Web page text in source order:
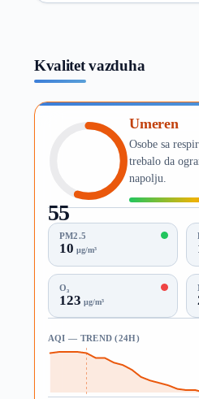
Kvalitet vazduha
55
AQI
Umeren
Osobe sa
trebalo da
napolju.
PM2.5
10 µg/m³
O₃
123 µg/m³
AQI — TREND (24H)